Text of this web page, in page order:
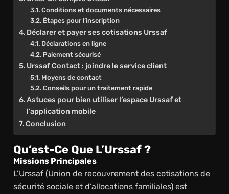
Conditions et documents nécessaires
Étapes pour l’inscription
Déclarer et payer ses cotisations Urssaf
Déclarations en ligne
Paiement sécurisé
Urssaf Contact : joindre le service client
Moyens de contact
Conseils pour un traitement rapide
Astuces pour bien utiliser l’espace Urssaf et
l’application mobile
Conclusion
Qu’est-Ce Que L’Urssaf ?
Missions Principales
L’Urssaf (Union de recouvrement des cotisations de
sécurité sociale et d’allocations familiales) est